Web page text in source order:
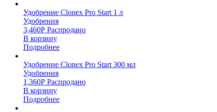
Удобрение Clonex Pro Start 1 л
Удобрения
3,460Р Распродано
В корзину
Подробнее
Удобрение Clonex Pro Start 300 мл
Удобрения
1,360Р Распродано
В корзину
Подробнее